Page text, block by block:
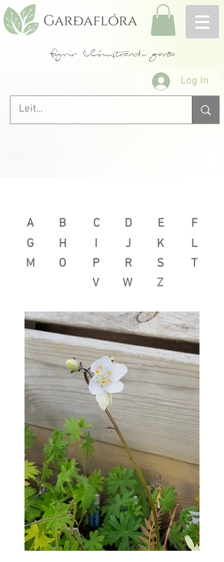
fyrir blómstrandi garða
Log In
A
G
M
B
H
O
C D
E
I
J
K
P
R
S
V
W Z
F
L
T